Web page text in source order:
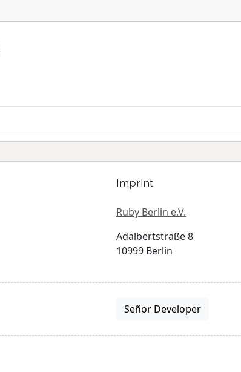
Imprint
Ruby Berlin e.V.
Adalbertstraße 8
10999 Berlin
Señor Developer